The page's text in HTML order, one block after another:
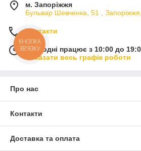
м. Запоріжжя
Бульвар Шевченка, 51 ,
Контакти
Сьогодні працює з 10:00 до
Показати весь графік роботи
Про нас
Контакти
Доставка та оплата
КНОПКА
ЗВ'ЯЗКУ